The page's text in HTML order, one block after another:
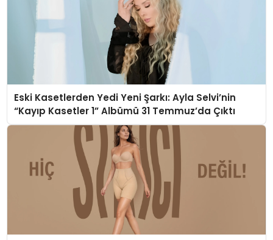
Eski Kasetlerden Yedi Yeni Şarkı: Ayla Selvi’nin
“Kayıp Kasetler 1” Albümü 31 Temmuz’da Çıktı